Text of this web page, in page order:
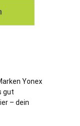
Yonex
gut
– dein